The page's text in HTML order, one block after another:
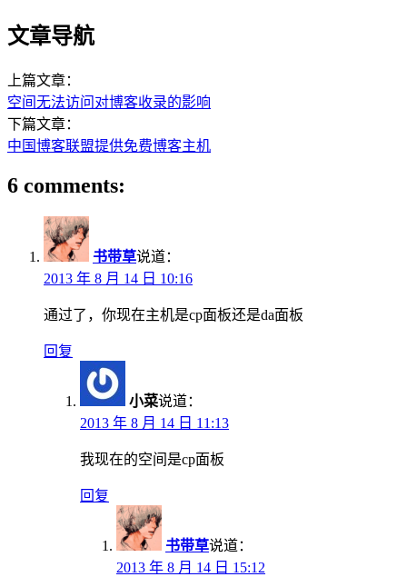
文章导航
上篇文章：
空间无法访问对博客收录的影响
下篇文章：
中国博客联盟提供免费博客主机
6 comments:
书带草说道：
2013 年 8 月 14 日 10:16
通过了，你现在主机是cp面板还是da面板
回复
小菜说道：
2013 年 8 月 14 日 11:13
我现在的空间是cp面板
回复
书带草说道：
2013 年 8 月 14 日 15:12